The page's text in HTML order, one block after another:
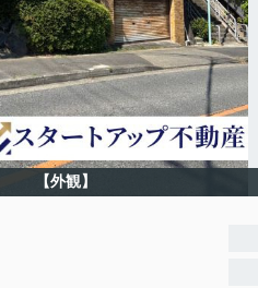
【外観】